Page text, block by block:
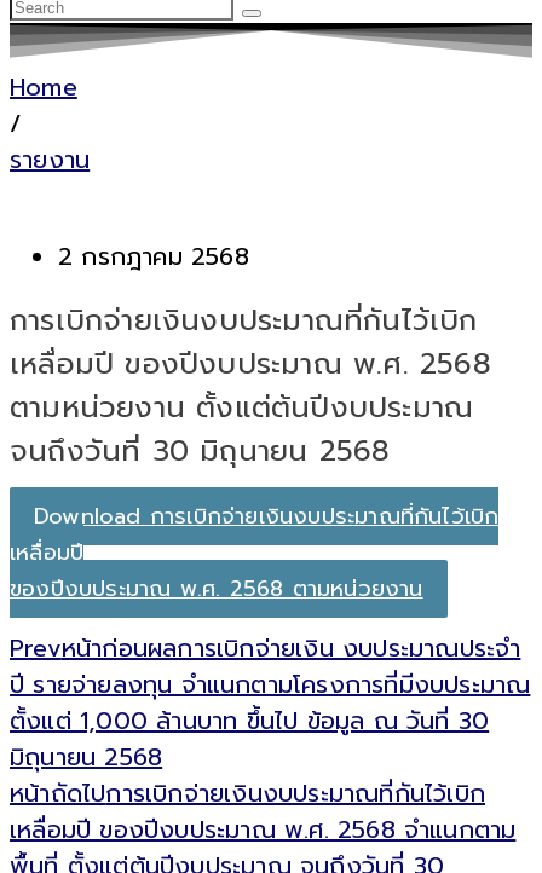
Home
/
รายงาน
2 กรกฎาคม 2568
การเบิกจ่ายเงินงบประมาณที่กันไว้เบิก
เหลื่อมปี ของปีงบประมาณ พ.ศ. 2568
ตามหน่วยงาน ตั้งแต่ต้นปีงบประมาณ
จนถึงวันที่ 30 มิถุนายน 2568
Download การเบิกจ่ายเงินงบประมาณที่กันไว้เบิก
เหลื่อมปี
ของปีงบประมาณ พ.ศ. 2568 ตามหน่วยงาน
Prevหน้าก่อนผลการเบิกจ่ายเงิน งบประมาณประจำ
ปี รายจ่ายลงทุน จำแนกตามโครงการที่มีงบประมาณ
ตั้งแต่ 1,000 ล้านบาท ขึ้นไป ข้อมูล ณ วันที่ 30
มิถุนายน 2568
หน้าถัดไปการเบิกจ่ายเงินงบประมาณที่กันไว้เบิก
เหลื่อมปี ของปีงบประมาณ พ.ศ. 2568 จำแนกตาม
พื้นที่ ตั้งแต่ต้นปีงบประมาณ จนถึงวันที่ 30